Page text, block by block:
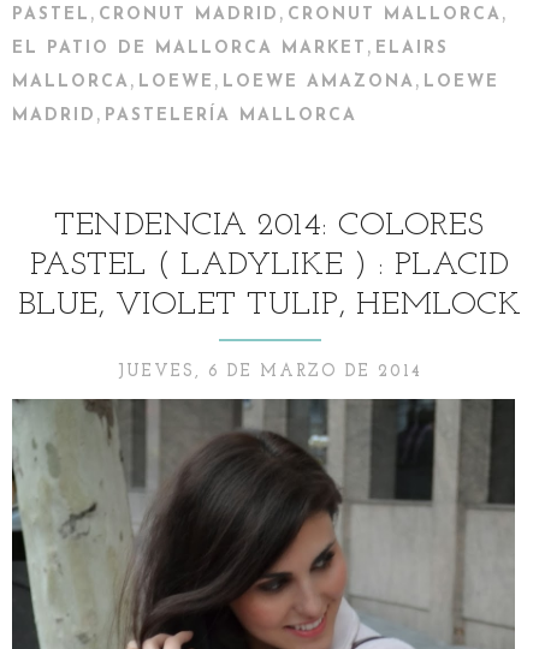
PASTEL , CRONUT MADRID , CRONUT MALLORCA ,
EL PATIO DE MALLORCA MARKET , ELAIRS
MALLORCA , LOEWE , LOEWE AMAZONA , LOEWE
MADRID , PASTELERÍA MALLORCA
TENDENCIA 2014: COLORES
PASTEL ( LADYLIKE ) : PLACID
BLUE, VIOLET TULIP, HEMLOCK
JUEVES, 6 DE MARZO DE 2014